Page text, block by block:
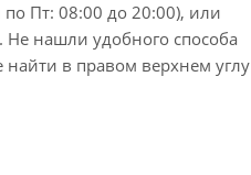
по Пт: 08:00 до 20:00), или
Не нашли удобного способа
в правом верхнем углу